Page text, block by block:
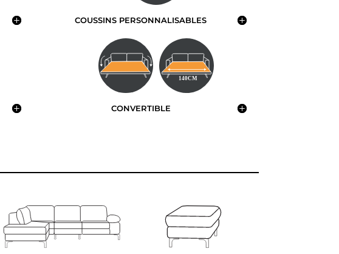
COUSSINS PERSONNALISABLES
CONVERTIBLE